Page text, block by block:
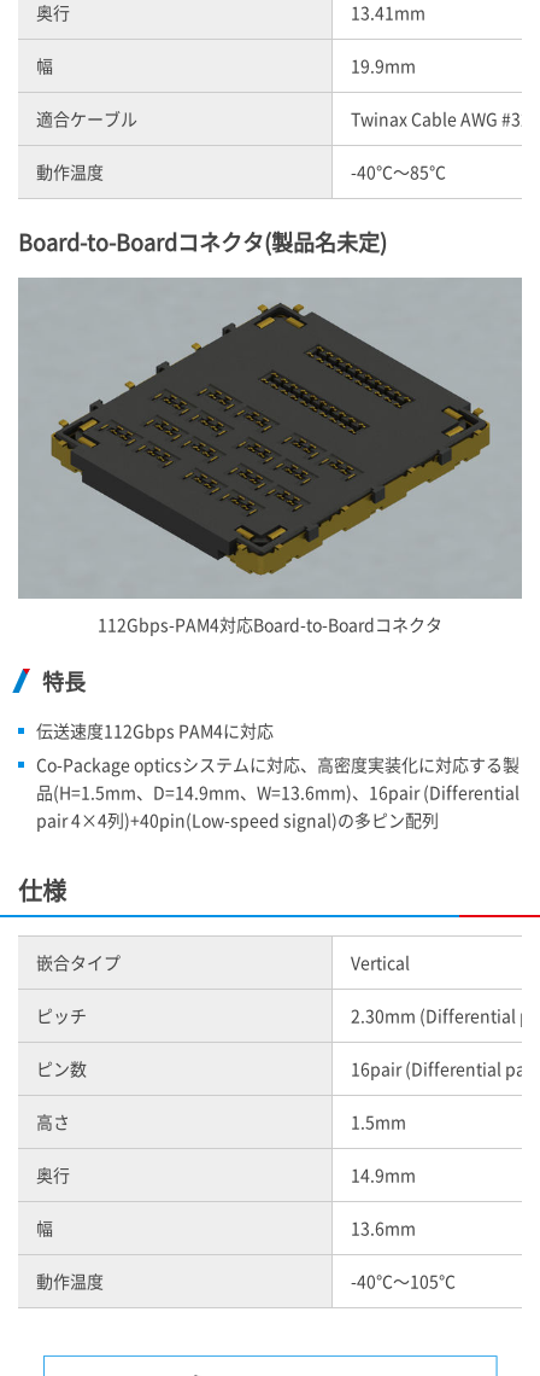
奥行 13.41mm
幅 19.9mm
適合ケーブル Twinax Cable AWG
動作温度 -40℃～85℃
Board-to-Boardコネクタ(製品名未定)
112Gbps-PAM4対応Board-to-Boardコネクタ
特長
伝送速度112Gbps PAM4に対応
Co-Package opticsシステムに対応、高密度実装化に対応する製
品(H=1.5mm、D=14.9mm、W=13.6mm)、16pair (Differential
pair 4×4列)+40pin(Low-speed signal)の多ピン配列
仕様
嵌合タイプ Vertical
ピッチ 2.30mm (Differential
ピン数 16pair (Differential
高さ 1.5mm
奥行 14.9mm
幅 13.6mm
動作温度 -40℃～105℃